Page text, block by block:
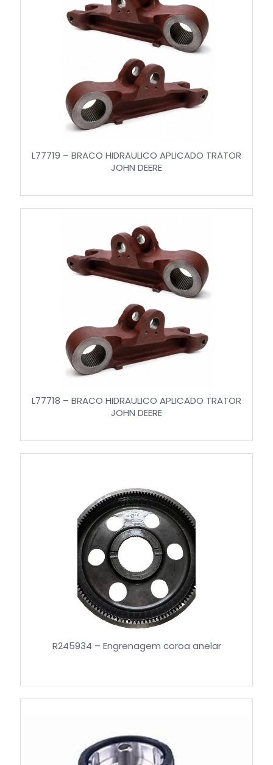
L77719 – BRACO HIDRAULICO APLICADO TRATOR
JOHN DEERE
L77718 – BRACO HIDRAULICO APLICADO TRATOR
JOHN DEERE
R245934 – Engrenagem coroa anelar